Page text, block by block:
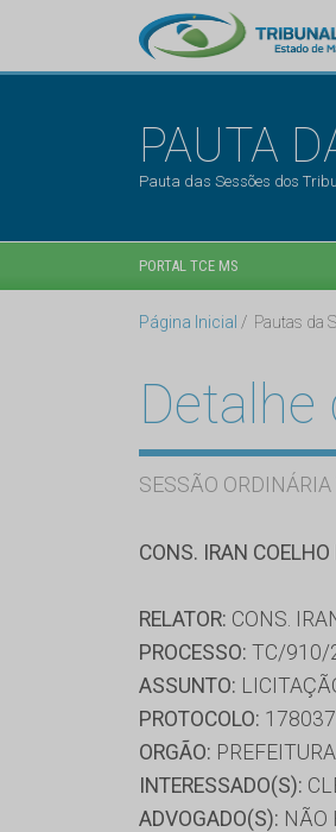
PAUTA
Pauta das Sessões dos
PORTAL TCE MS
Página Inicial Pautas da
Detalhe
SESSÃO
CONS. IRAN COELHO
RELATOR: CONS.
PROCESSO: TC/910/
ASSUNTO:
PROTOCOLO:
ORGÃO:
INTERESSADO(S):
ADVOGADO(S): NÃO